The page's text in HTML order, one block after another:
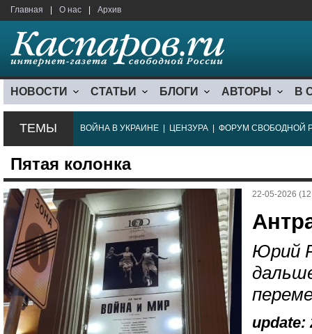
Главная О нас Архив
НОВОСТИ СТАТЬИ БЛОГИ АВТОРЫ В
ТЕМЫ ВОЙНА В УКРАИНЕ ЦЕНЗУРА ФОРУМ СВОБОДНОЙ
Пятая колонка
22-05-2026
Юрий
update: